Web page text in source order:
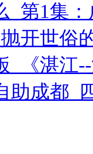
_第1集
开世俗
_《湛江
助成都_